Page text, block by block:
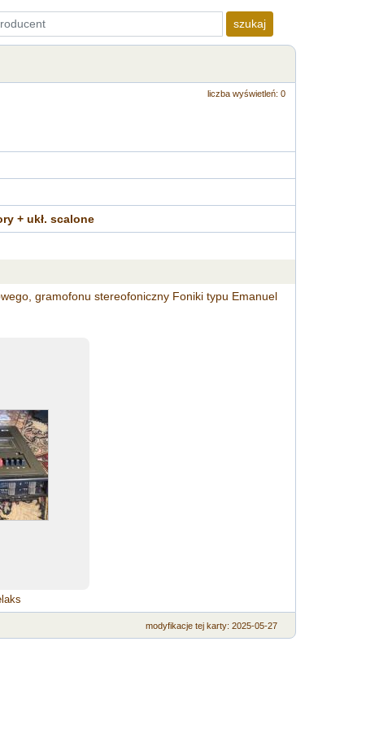
szukaj
liczba wyświetleń: 0
+ ukł. scalone
gramofonu stereofoniczny Foniki typu Emanuel
modyfikacje tej karty: 2025-05-27